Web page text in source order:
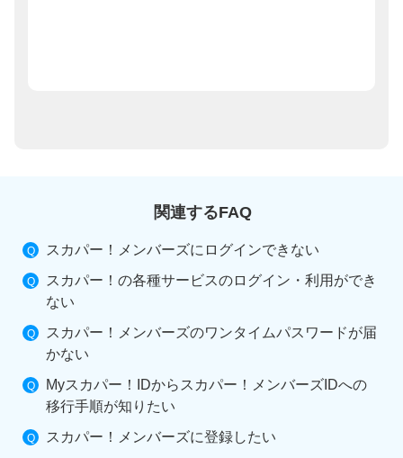
関連するFAQ
スカパー！メンバーズにログインできない
スカパー！の各種サービスのログイン・利用ができ
ない
スカパー！メンバーズのワンタイムパスワードが届
かない
Myスカパー！IDからスカパー！メンバーズIDへの
移行手順が知りたい
スカパー！メンバーズに登録したい